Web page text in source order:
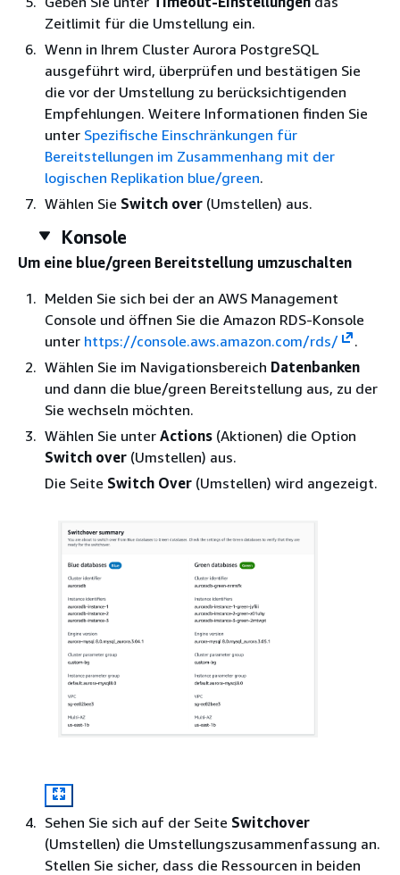
Zeitlimit für die Umstellung ein.
Wenn in Ihrem Cluster Aurora PostgreSQL
ausgeführt wird, überprüfen und bestätigen Sie
die vor der Umstellung zu berücksichtigenden
Empfehlungen. Weitere Informationen finden Sie
unter Spezifische Einschränkungen für
Bereitstellungen im Zusammenhang mit der
logischen Replikation blue/green.
Wählen Sie Switch over (Umstellen) aus.
Konsole
Um eine blue/green Bereitstellung umzuschalten
Melden Sie sich bei der an AWS Management
Console und öffnen Sie die Amazon RDS-Konsole
unter https://console.aws.amazon.com/rds/
.
Wählen Sie im Navigationsbereich Datenbanken
und dann die blue/green Bereitstellung aus, zu der
Sie wechseln möchten.
Wählen Sie unter Actions (Aktionen) die Option
Switch over (Umstellen) aus.
Die Seite Switch Over (Umstellen) wird angezeigt.
Sehen Sie sich auf der Seite Switchover
(Umstellen) die Umstellungszusammenfassung an.
Stellen Sie sicher, dass die Ressourcen in beiden